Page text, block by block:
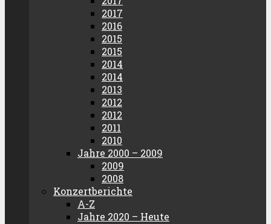
2017
2016
2015
2015
2014
2014
2013
2012
2012
2011
2010
Jahre 2000 – 2009
2009
2008
Konzertberichte
A-Z
Jahre 2020 – Heute